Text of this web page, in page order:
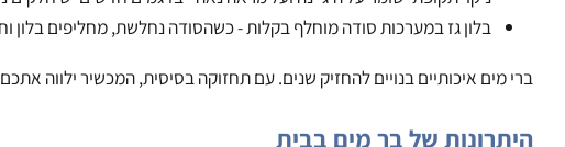
בר מים דורש תחזוקה מינימלית - כמה דקות מדי פעם שומרות על המכשיר
החלפת מסנן היא פעולה פשוטה וקלה - המסנן מחליק החוצה, מסנן חדש נכנס
ניקוי תקופתי שומר על היגיינה ועל מראה נאה - בדגמים חדשים יש חלקים